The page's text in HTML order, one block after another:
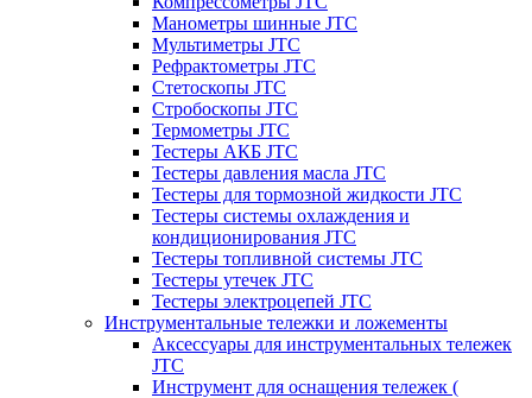
Манометры шинные JTC
Мультиметры JTC
Рефрактометры JTC
Стетоскопы JTC
Стробоскопы JTC
Термометры JTC
Тестеры АКБ JTC
Тестеры давления масла JTC
Тестеры для тормозной жидкости JTC
Тестеры системы охлаждения и
кондиционирования JTC
Тестеры топливной системы JTC
Тестеры утечек JTC
Тестеры электроцепей JTC
Инструментальные тележки и ложементы
Аксессуары для инструментальных тележек
JTC
Инструмент для оснащения тележек (